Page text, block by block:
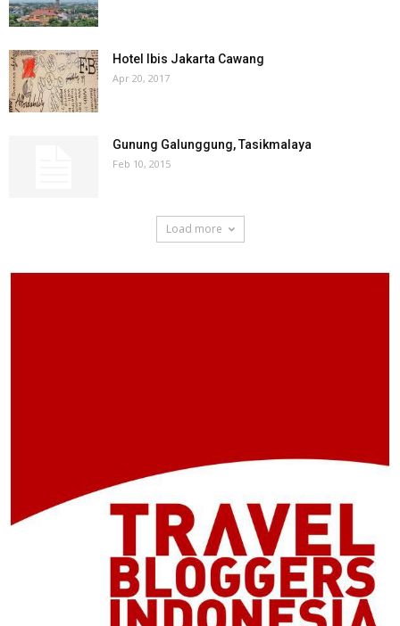
Hotel Ibis Jakarta Cawang
Apr 20, 2017
Gunung Galunggung, Tasikmalaya
Feb 10, 2015
Load more